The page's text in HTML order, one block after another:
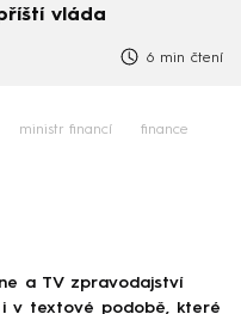
vláda
6 min čtení
ministr financí finance
a TV zpravodajství
v textové podobě, které